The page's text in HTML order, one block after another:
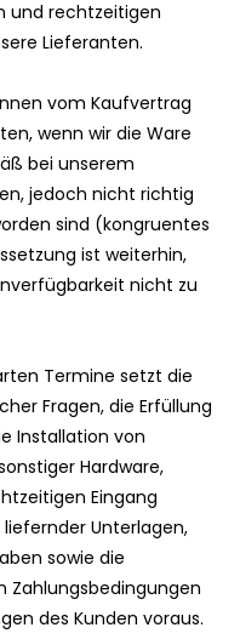
und rechtzeitigen
Lieferanten.
vom Kaufvertrag
wenn wir die Ware
bei unserem
jedoch nicht richtig
sind (kongruentes
ist weiterhin,
nicht zu
Termine setzt die
Fragen, die Erfüllung
Installation von
Hardware,
Eingang
Unterlagen,
sowie die
Zahlungsbedingungen
des Kunden voraus.